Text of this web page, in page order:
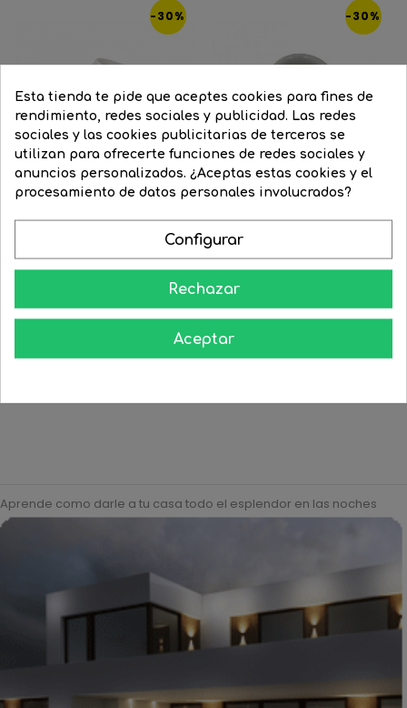
-30%
Portalámparas de
Precio Precio
COMPRAR  
-30%
Portalámparas cerámico E10...
Aprende como darle a tu casa todo el esplendor en las noches
Esta tienda te pide que aceptes cookies para fines de
rendimiento, redes sociales y publicidad. Las redes
sociales y las cookies publicitarias de terceros se
utilizan para ofrecerte funciones de redes sociales y
anuncios personalizados. ¿Aceptas estas cookies y el
procesamiento de datos personales involucrados?
Configurar
Rechazar
Aceptar